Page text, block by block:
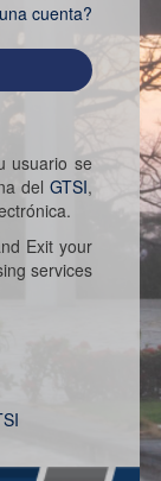
cuenta?
usuario se
delGTSI,
Exit your
services